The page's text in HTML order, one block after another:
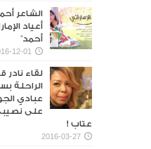
الشاعر
أعياد
أحمد”
12-01
لقاء نادر
الراحلة
عبادي
على
عتاب !
2016-03-27